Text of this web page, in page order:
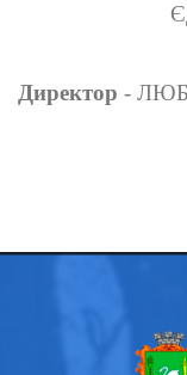
Директор -